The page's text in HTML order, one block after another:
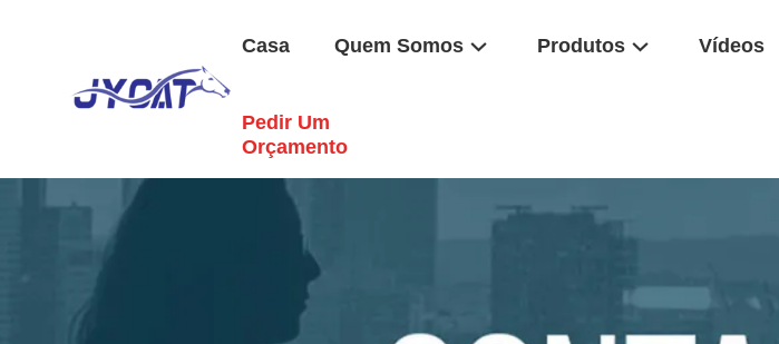
Casa Quem Somos Produtos Vídeos
Pedir Um
Orçamento